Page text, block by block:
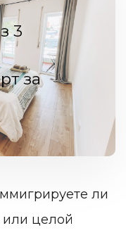
3
за
ли
или целой